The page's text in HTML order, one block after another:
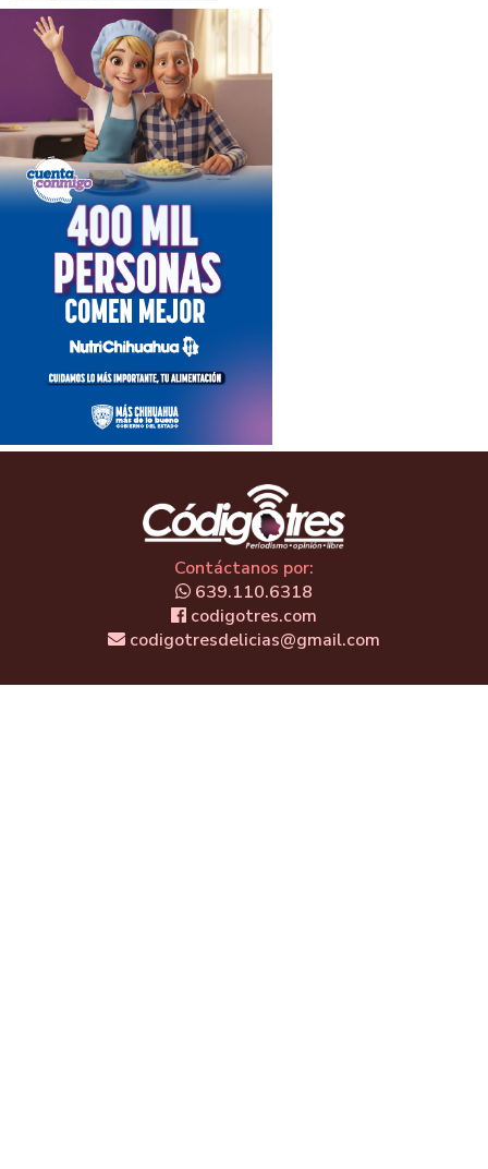
Contáctanos por:
639.110.6318
codigotres.com
codigotresdelicias@gmail.com